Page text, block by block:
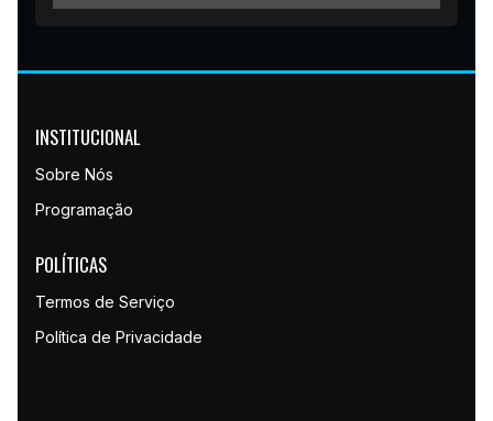
INSTITUCIONAL
Sobre Nós
Programação
POLÍTICAS
Termos de Serviço
Política de Privacidade